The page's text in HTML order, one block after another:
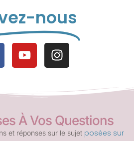
nous
À Vos Questions
et réponses sur le sujet posées sur